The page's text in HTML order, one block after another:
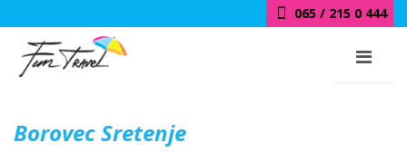
065 / 215 0 444
Borovec Sretenje